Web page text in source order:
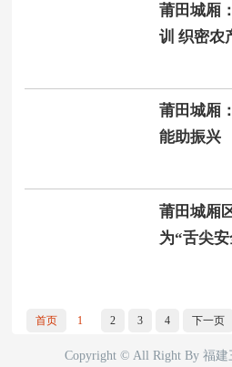
莆田城厢
训 织密农
莆田城厢
能助振兴
莆田城厢
为“舌尖
首页 1 2 3 4 下一页
Copyright © All Right By 福